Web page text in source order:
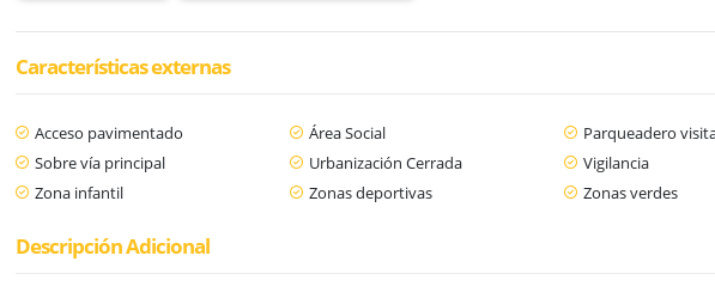
Características externas
Acceso pavimentado Área Social Parqueadero
Sobre vía principal
Urbanización Cerrada Vigilancia
Zona infantil
Zonas deportivas Zonas verdes
Descripción Adicional